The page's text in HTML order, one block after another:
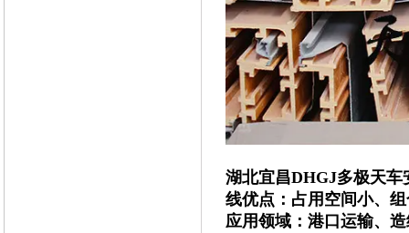
湖北宜昌DHGJ多极天车
线优点：占用空间小、
应用领域：港口运输、